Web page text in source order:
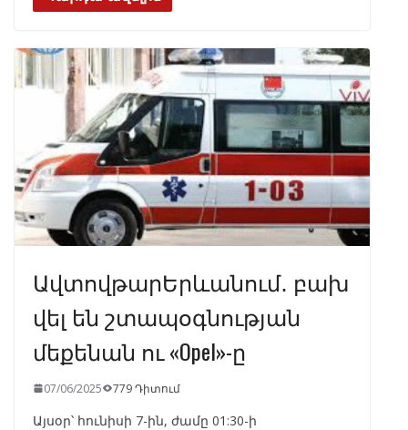
o
o
k
a
m
A
p
p
dI
n
ԱվտովթարԵրևանում․ բախ
վել են շտապօգնության
մեքենան ու «Opel»-ը
07/06/2025 779 Դիտում
Այսօր՝ հունիսի 7-ին, ժամը 01:30-ի